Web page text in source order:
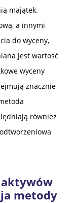
majątek.
a innymi
do wyceny,
jest wartość
wyceny
znacznie
również
metody